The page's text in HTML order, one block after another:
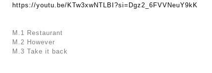
https://youtu.be/KTw3xwNTLBI?si=Dgz2_6FVVNeuY9kK
M.1 Restaurant
M.2 However
M.3 Take it back